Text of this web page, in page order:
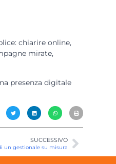
chiarire online,
mirate,
presenza digitale
SUCCESSIVO
un gestionale su misura